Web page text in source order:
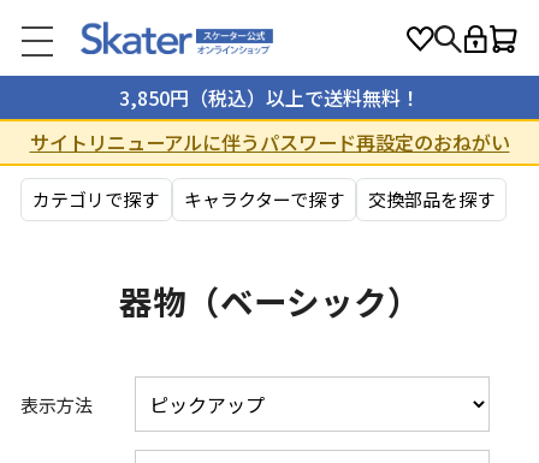
3,850円（税込）以上で送料無料！
サイトリニューアルに伴うパスワード再設定のおねがい
カテゴリで探す キャラクターで探す 交換部品を探す
器物（ベーシック）
表示方法